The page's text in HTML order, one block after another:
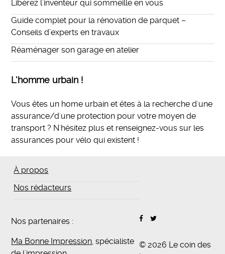
Libérez l’inventeur qui sommeille en vous
Guide complet pour la rénovation de parquet –
Conseils d’experts en travaux
Réaménager son garage en atelier
L’homme urbain !
Vous êtes un home urbain et êtes à la recherche d'une
assurance/d'une protection pour votre moyen de
transport ? N'hésitez plus et renseignez-vous sur les
assurances pour vélo qui existent !
À propos
Nos rédacteurs
Nos partenaires :
Ma Bonne Impression, spécialiste © 2026 Le coin des